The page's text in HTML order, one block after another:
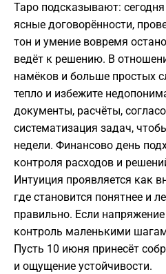
Таро подсказывают:
ясные договорённости,
тон и умение вовремя
ведёт к решению. В
намёков и больше простых
тепло и избежите
документы, расчёты,
систематизация задач,
недели. Финансово день
контроля расходов и
Интуиция проявляется как
где становится понятнее и
правильно. Если напряжение
контроль маленькими
Пусть 10 июня принесёт
и ощущение устойчивости.